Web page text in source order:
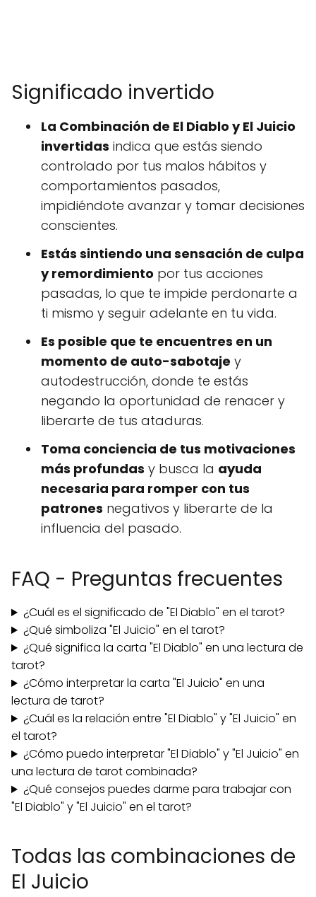
Significado invertido
La Combinación de El Diablo y El Juicio
invertidas indica que estás siendo
controlado por tus malos hábitos y
comportamientos pasados,
impidiéndote avanzar y tomar decisiones
conscientes.
Estás sintiendo una sensación de culpa
y remordimiento por tus acciones
pasadas, lo que te impide perdonarte a
ti mismo y seguir adelante en tu vida.
Es posible que te encuentres en un
momento de auto-sabotaje y
autodestrucción, donde te estás
negando la oportunidad de renacer y
liberarte de tus ataduras.
Toma conciencia de tus motivaciones
más profundas y busca la ayuda
necesaria para romper con tus
patrones negativos y liberarte de la
influencia del pasado.
FAQ - Preguntas frecuentes
¿Cuál es el significado de "El Diablo" en el tarot?
¿Qué simboliza "El Juicio" en el tarot?
¿Qué significa la carta "El Diablo" en una lectura de
tarot?
¿Cómo interpretar la carta "El Juicio" en una
lectura de tarot?
¿Cuál es la relación entre "El Diablo" y "El Juicio" en
el tarot?
¿Cómo puedo interpretar "El Diablo" y "El Juicio" en
una lectura de tarot combinada?
¿Qué consejos puedes darme para trabajar con
"El Diablo" y "El Juicio" en el tarot?
Todas las combinaciones de
El Juicio